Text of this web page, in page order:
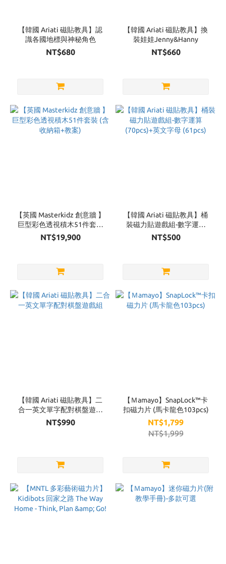
【韓國 Ariati 磁貼教具】認
識各國地標與神秘角色
NT$680
【韓國 Ariati 磁貼教具】換
裝娃娃Jenny&Hanny
NT$660
【英國 Masterkidz 創意牆 】
巨型彩色透視積木51件套裝
(含收納箱+教案)
NT$19,900
【韓國 Ariati 磁貼教具】桶
裝磁力貼遊戲組-數字運算
(70pcs)+英文字母 (61pcs)
NT$500
【韓國 Ariati 磁貼教具】二
合一英文單字配對棋盤遊戲
組
NT$990
【Ｍamayo】SnapLock™卡
扣磁力片 (馬卡龍色103pcs)
NT$1,799
NT$1,999